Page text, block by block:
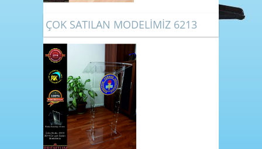
ÇOK SATILAN MODELİMİZ 6213